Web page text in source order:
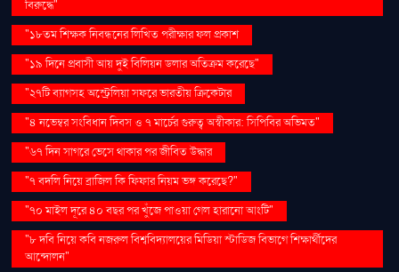
বিরুদ্ধে"
"১৮তম শিক্ষক নিবন্ধনের লিখিত পরীক্ষার ফল প্রকাশ
"১৯ দিনে প্রবাসী আয় দুই বিলিয়ন ডলার অতিক্রম করেছে"
"২৭টি ব্যাগসহ অস্ট্রেলিয়া সফরে ভারতীয় ক্রিকেটার
"৪ নভেম্বর সংবিধান দিবস ও ৭ মার্চের গুরুত্ব অস্বীকার: সিপিবির অভিমত"
"৬৭ দিন সাগরে ভেসে থাকার পর জীবিত উদ্ধার
"৭ বদলি নিয়ে ব্রাজিল কি ফিফার নিয়ম ভঙ্গ করেছে?"
"৭০ মাইল দূরে ৪০ বছর পর খুঁজে পাওয়া গেল হারানো আংটি"
"৮ দবি নিয়ে কবি নজরুল বিশ্ববিদ্যালয়ের মিডিয়া স্টাডিজ বিভাগে শিক্ষার্থীদের
আন্দোলন"